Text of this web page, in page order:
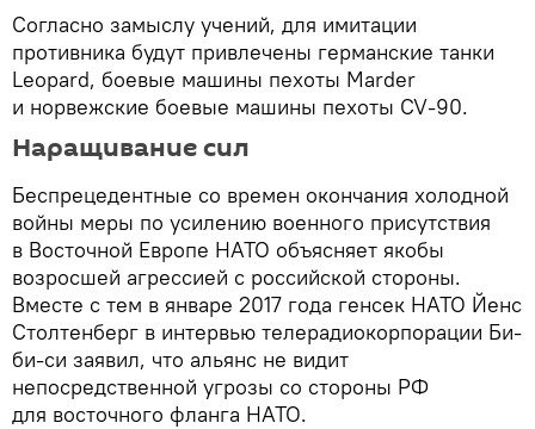
Согласно замыслу учений, для имитации
противника будут привлечены германские танки
Leopard, боевые машины пехоты Marder
и норвежские боевые машины пехоты CV-90.
Наращивание сил
Беспрецедентные со времен окончания холодной
войны меры по усилению военного присутствия
в Восточной Европе НАТО объясняет якобы
возросшей агрессией с российской стороны.
Вместе с тем в январе 2017 года генсек НАТО Йенс
Столтенберг в интервью телерадиокорпорации Би-
би-си заявил, что альянс не видит
непосредственной угрозы со стороны РФ
для восточного фланга НАТО.